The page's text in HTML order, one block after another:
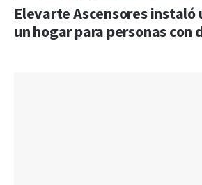
Elevarte Ascensores instaló
un hogar para personas con